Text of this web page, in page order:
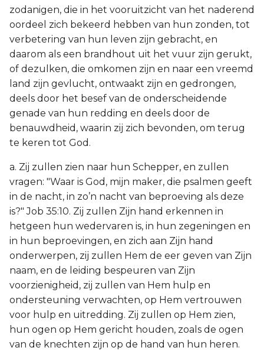
zodanigen, die in het vooruitzicht van het naderend
oordeel zich bekeerd hebben van hun zonden, tot
verbetering van hun leven zijn gebracht, en
daarom als een brandhout uit het vuur zijn gerukt,
of dezulken, die omkomen zijn en naar een vreemd
land zijn gevlucht, ontwaakt zijn en gedrongen,
deels door het besef van de onderscheidende
genade van hun redding en deels door de
benauwdheid, waarin zij zich bevonden, om terug
te keren tot God.
a. Zij zullen zien naar hun Schepper, en zullen
vragen: "Waar is God, mijn maker, die psalmen geeft
in de nacht, in zo’n nacht van beproeving als deze
is?" Job 35:10. Zij zullen Zijn hand erkennen in
hetgeen hun wedervaren is, in hun zegeningen en
in hun beproevingen, en zich aan Zijn hand
onderwerpen, zij zullen Hem de eer geven van Zijn
naam, en de leiding bespeuren van Zijn
voorzienigheid, zij zullen van Hem hulp en
ondersteuning verwachten, op Hem vertrouwen
voor hulp en uitredding. Zij zullen op Hem zien,
hun ogen op Hem gericht houden, zoals de ogen
van de knechten zijn op de hand van hun heren.